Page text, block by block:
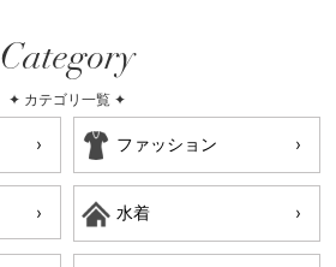
Category
✦ カテゴリ一覧 ✦
ファッション
水着